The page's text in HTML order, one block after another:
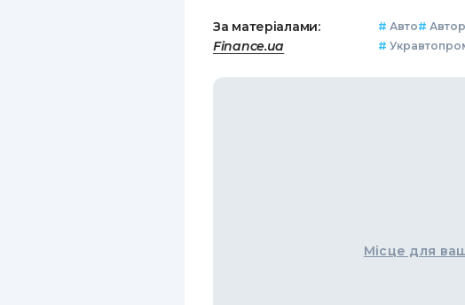
За матеріалами:
Finance.ua
#Авто#
#
Місце для